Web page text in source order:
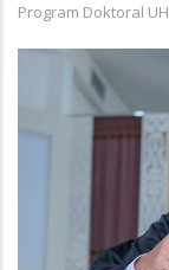
Program Doktoral